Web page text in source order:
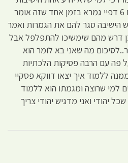
המוצלחות כיום בארץ]..למדו 6 דפיי גמרא בזמן אחד שזה אומר
הישיבה סגר להם את הגמרות ואמר
דרש מהם שימשיכו להתפלפל אבל
מה שאני בא לומר הוא
פה עם הרבה פסיקות הלכתיות
ללמוד איך יצאו דווקא פסקיי
למי שרוצה ומגמתו הוא ללמוד
יהודי ואני מדגיש יהודי צריך